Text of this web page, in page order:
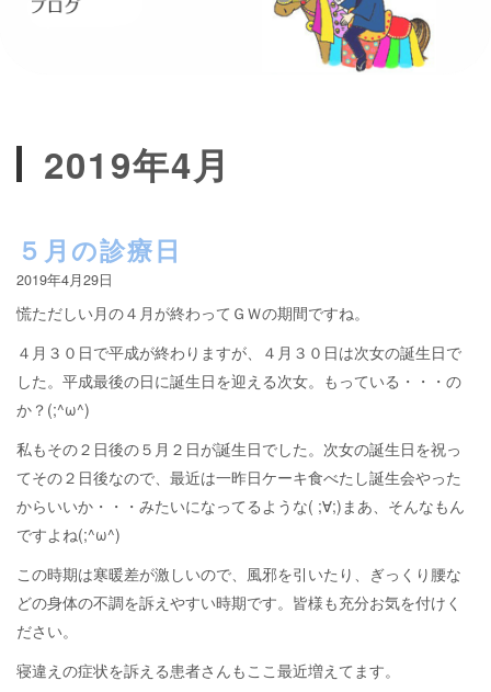
2019年4月
５月の診療日
2019年4月29日
慌ただしい月の４月が終わってＧＷの期間ですね。
４月３０日で平成が終わりますが、４月３０日は次女の誕生日で
した。平成最後の日に誕生日を迎える次女。もっている・・・の
か？(;^ω^)
私もその２日後の５月２日が誕生日でした。次女の誕生日を祝っ
てその２日後なので、最近は一昨日ケーキ食べたし誕生会やった
からいいか・・・みたいになってるような( ;∀;)まあ、そんなもん
ですよね(;^ω^)
この時期は寒暖差が激しいので、風邪を引いたり、ぎっくり腰な
どの身体の不調を訴えやすい時期です。皆様も充分お気を付けく
ださい。
寝違えの症状を訴える患者さんもここ最近増えてます。